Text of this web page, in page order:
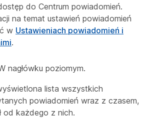
do Centrum powiadomień.
na temat ustawień powiadomień
w Ustawieniach powiadomień i
.
nagłówku poziomym.
lista wszystkich
powiadomień wraz z czasem,
od każdego z nich.